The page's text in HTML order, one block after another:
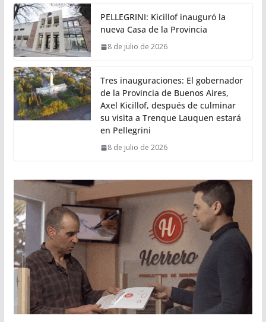
PELLEGRINI: Kicillof inauguró la
nueva Casa de la Provincia
8 de julio de 2026
Tres inauguraciones: El gobernador
de la Provincia de Buenos Aires,
Axel Kicillof, después de culminar
su visita a Trenque Lauquen estará
en Pellegrini
8 de julio de 2026